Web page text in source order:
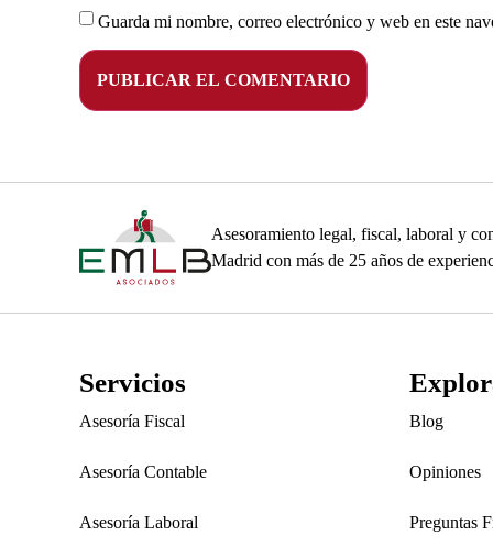
Guarda mi nombre, correo electrónico y web en este
Asesoramiento legal, fiscal, laboral y
Madrid con más de 25 años de
Servicios
Asesoría Fiscal
Asesoría Contable
Asesoría Laboral
Blog
Opiniones
Preguntas